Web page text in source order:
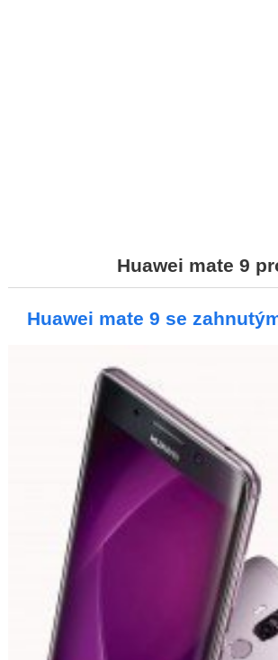
Huawei mate 9
Huawei mate 9 se